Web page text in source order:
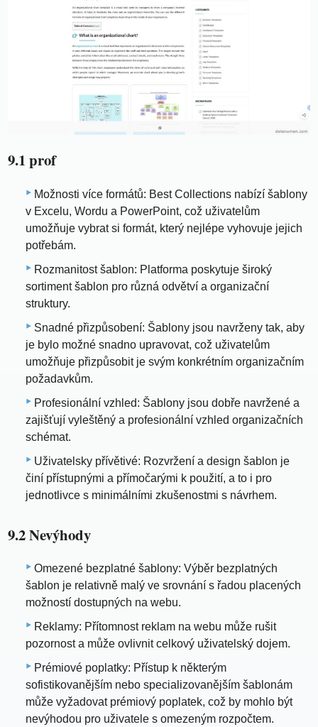
9.1 prof
Možnosti více formátů: Best Collections nabízí šablony
v Excelu, Wordu a PowerPoint, což uživatelům
umožňuje vybrat si formát, který nejlépe vyhovuje jejich
potřebám.
Rozmanitost šablon: Platforma poskytuje široký
sortiment šablon pro různá odvětví a organizační
struktury.
Snadné přizpůsobení: Šablony jsou navrženy tak, aby
je bylo možné snadno upravovat, což uživatelům
umožňuje přizpůsobit je svým konkrétním organizačním
požadavkům.
Profesionální vzhled: Šablony jsou dobře navržené a
zajišťují vyleštěný a profesionální vzhled organizačních
schémat.
Uživatelsky přívětivé: Rozvržení a design šablon je
činí přístupnými a přímočarými k použití, a to i pro
jednotlivce s minimálními zkušenostmi s návrhem.
9.2 Nevýhody
Omezené bezplatné šablony: Výběr bezplatných
šablon je relativně malý ve srovnání s řadou placených
možností dostupných na webu.
Reklamy: Přítomnost reklam na webu může rušit
pozornost a může ovlivnit celkový uživatelský dojem.
Prémiové poplatky: Přístup k některým
sofistikovanějším nebo specializovanějším šablonám
může vyžadovat prémiový poplatek, což by mohlo být
nevýhodou pro uživatele s omezeným rozpočtem.